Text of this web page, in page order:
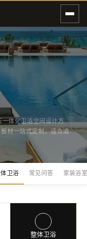
体化卫浴空间设计方
材一站式定制，适合酒
卫浴 常见问答 家装浴
整体卫浴